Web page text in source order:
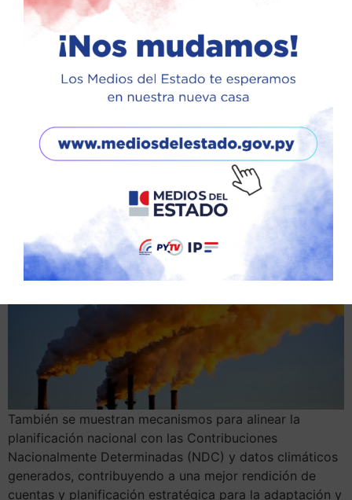
construidos en conjunto con instituciones públicas,
sector privado, academia, organizaciones civiles,
jóvenes y mujeres. Destacan el Módulo de Cambio
Ambiental (SIAM), la Plataforma Nacional de
Transparencia con herramientas de inteligencia artificial
y un visor de brechas de género, además del Aula del
Clima para formación técnica adaptada a diversos
perfiles, incluidos pueblos indígenas y grupos
También se muestran mecanismos para alinear la
planificación nacional con las Contribuciones
Nacionalmente Determinadas (NDC) y datos climáticos
generados, contribuyendo a una mejor rendición de
cuentas y planificación estratégica para la adaptación y